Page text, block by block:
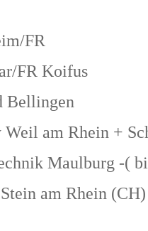
FR
FR Koifus
Bellingen
Weil am Rhein +
Maulburg -(
am Rhein (CH)